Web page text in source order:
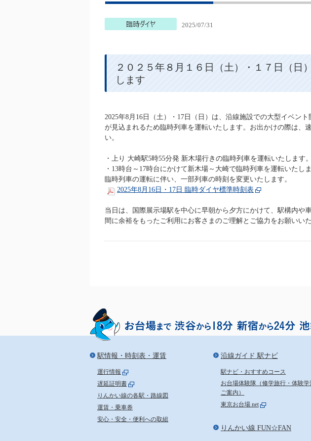
2025/07/31
２０２５年８月１６日（土）・１７日（日
します
2025年8月16日（土）・17日（日）は、沿線施設での大型イベン
が見込まれるため臨時列車を運転いたします。お出かけの際は、
い。
・上り 大崎駅5時55分発 新木場行きの臨時列車を運転いたします。
・13時台～17時台にかけて新木場～大崎で臨時列車を運転いたしま
臨時列車の運転に伴い、一部列車の時刻を変更いたします。
2025年8月16日・17日 臨時ダイヤ標準時刻表
当日は、国際展示場駅を中心に早朝から夕方にかけて、駅構内や
間に余裕をもったご利用にお客さまのご理解とご協力をお願いいた
駅情報・時刻表・運賃
運行情報
遅延証明書
りんかい線の各駅・路線図
運賃・乗車券
安心・安全・便利への取組
沿線ガイド 駅ナビ
駅ナビ・おすすめコース
お台場体験隊（修学旅行・体験学
ご案内）
東京お台場.net
りんかい線 FUN☆FAN